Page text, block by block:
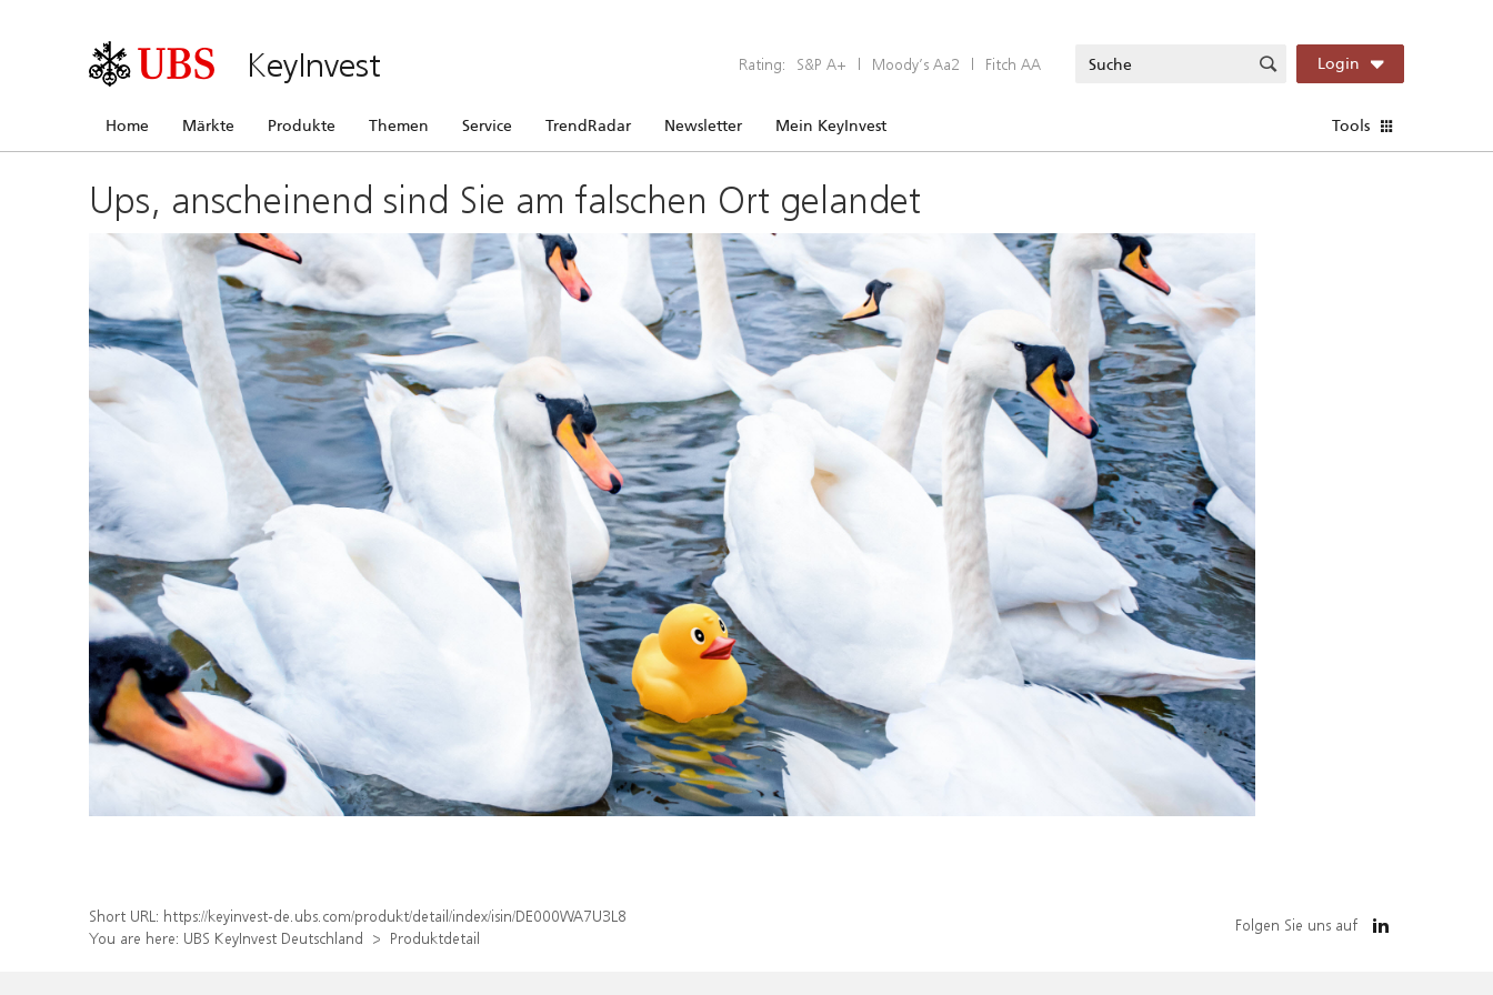
KeyInvest Rating: S&P A+ | Moody’s Aa2 | Fitch AA Login
Home Märkte Produkte Themen Service TrendRadar Newsletter Mein KeyInvest Tools
Ups, anscheinend sind Sie am falschen Ort gelandet
Short URL: https://keyinvest-de.ubs.com/produkt/detail/index/isin/DE000WA7U3L8
You are here: UBS KeyInvest Deutschland Produktdetail
Folgen Sie uns auf